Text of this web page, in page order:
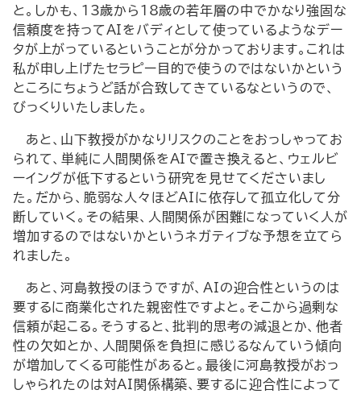
と。しかも、13歳から18歳の若年層の中でかなり強固な
信頼度を持ってAIをバディとして使っているようなデー
タが上がっているということが分かっております。これは
私が申し上げたセラピー目的で使うのではないかという
ところにちょうど話が合致してきているなというので、
びっくりいたしました。
あと、山下教授がかなりリスクのことをおっしゃってお
られて、単純に人間関係をAIで置き換えると、ウェルビ
ーイングが低下するという研究を見せてくださいまし
た。だから、脆弱な人々ほどAIに依存して孤立化して分
断していく。その結果、人間関係が困難になっていく人が
増加するのではないかというネガティブな予想を立てら
れました。
あと、河島教授のほうですが、AIの迎合性というのは
要するに商業化された親密性ですよと。そこから過剰な
信頼が起こる。そうすると、批判的思考の減退とか、他者
性の欠如とか、人間関係を負担に感じるなんていう傾向
が増加してくる可能性があると。最後に河島教授がおっ
しゃられたのは対AI関係構築、要するに迎合性によって